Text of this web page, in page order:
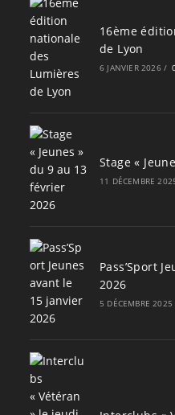
16ème
de Lyon
6 JANVIER 2026 /
Stage «
11 DÉCEMBRE
Pass’Sport
2026
5 DÉCEMBRE 2025